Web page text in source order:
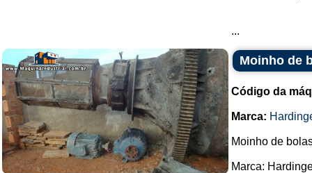
...
Moinho de
Código da
Marca:
Moinho de
Marca: